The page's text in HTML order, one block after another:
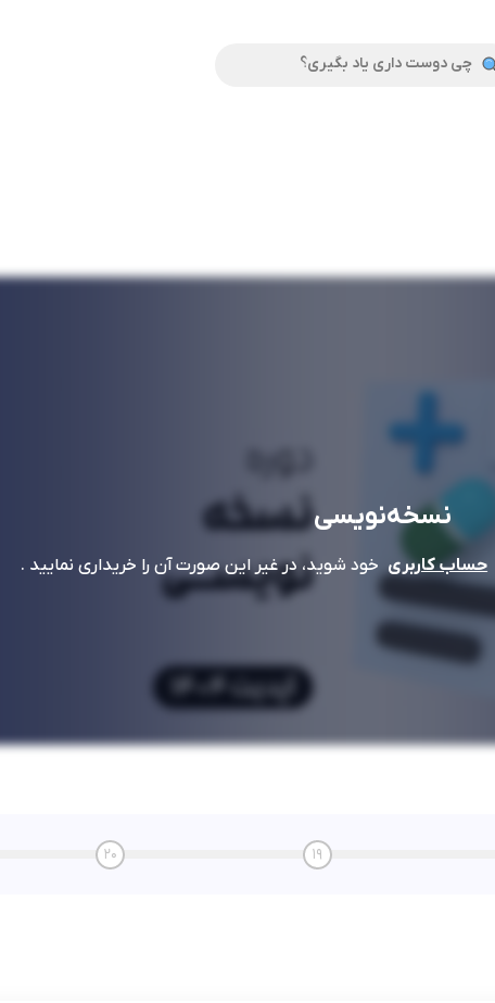
نسخه‌نویسی
حساب کاربری خود شوید، در غیر این صورت آن را خریداری نمایید .
19
20